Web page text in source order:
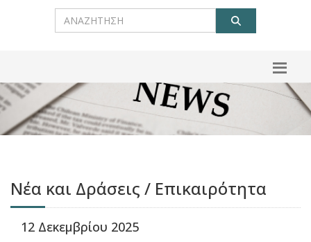
Νέα και Δράσεις / Επικαιρότητα
12 Δεκεμβρίου 2025